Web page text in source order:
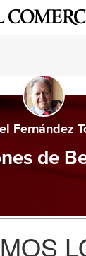
Fernández
de